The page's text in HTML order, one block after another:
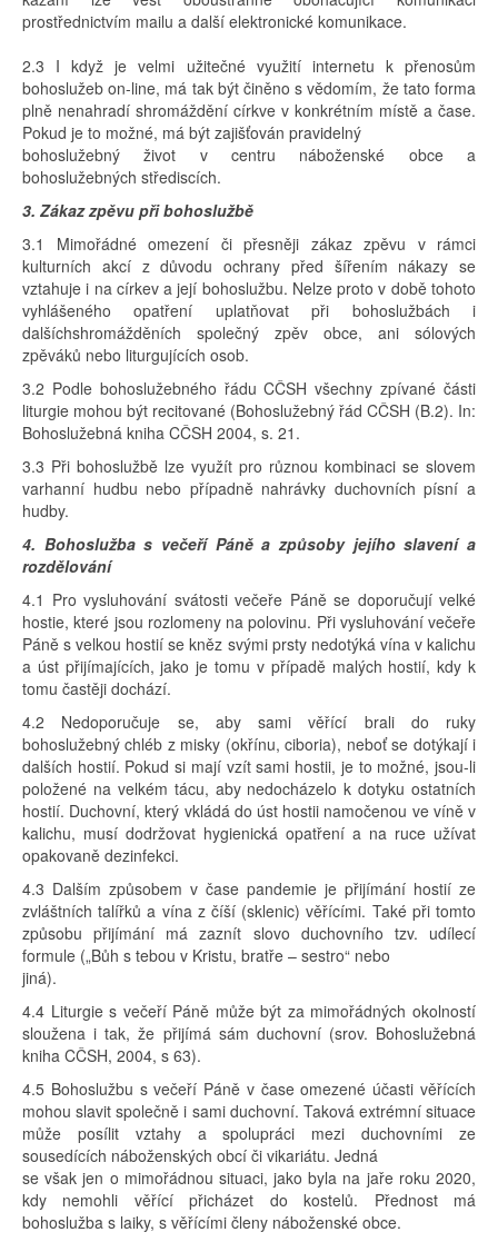
prostřednictvím mailu a další elektronické komunikace.
2.3 I když je velmi užitečné využití internetu k přenosům
bohoslužeb on-line, má tak být činěno s vědomím, že tato forma
plně nenahradí shromáždění církve v konkrétním místě a čase.
Pokud je to možné, má být zajišťován pravidelný
bohoslužebný život v centru náboženské obce a
bohoslužebných střediscích.
3. Zákaz zpěvu při bohoslužbě
3.1 Mimořádné omezení či přesněji zákaz zpěvu v rámci
kulturních akcí z důvodu ochrany před šířením nákazy se
vztahuje i na církev a její bohoslužbu. Nelze proto v době tohoto
vyhlášeného opatření uplatňovat při bohoslužbách i
dalšíchshromážděních společný zpěv obce, ani sólových
zpěváků nebo liturgujících osob.
3.2 Podle bohoslužebného řádu CČSH všechny zpívané části
liturgie mohou být recitované (Bohoslužebný řád CČSH (B.2). In:
Bohoslužebná kniha CČSH 2004, s. 21.
3.3 Při bohoslužbě lze využít pro různou kombinaci se slovem
varhanní hudbu nebo případně nahrávky duchovních písní a
hudby.
4. Bohoslužba s večeří Páně a způsoby jejího slavení a
rozdělování
4.1 Pro vysluhování svátosti večeře Páně se doporučují velké
hostie, které jsou rozlomeny na polovinu. Při vysluhování večeře
Páně s velkou hostií se kněz svými prsty nedotýká vína v kalichu
a úst přijímajících, jako je tomu v případě malých hostií, kdy k
tomu častěji dochází.
4.2 Nedoporučuje se, aby sami věřící brali do ruky
bohoslužebný chléb z misky (okřínu, ciboria), neboť se dotýkají i
dalších hostií. Pokud si mají vzít sami hostii, je to možné, jsou-li
položené na velkém tácu, aby nedocházelo k dotyku ostatních
hostií. Duchovní, který vkládá do úst hostii namočenou ve víně v
kalichu, musí dodržovat hygienická opatření a na ruce užívat
opakovaně dezinfekci.
4.3 Dalším způsobem v čase pandemie je přijímání hostií ze
zvláštních talířků a vína z číší (sklenic) věřícími. Také při tomto
způsobu přijímání má zaznít slovo duchovního tzv. udílecí
formule („Bůh s tebou v Kristu, bratře – sestro“ nebo
jiná).
4.4 Liturgie s večeří Páně může být za mimořádných okolností
sloužena i tak, že přijímá sám duchovní (srov. Bohoslužebná
kniha CČSH, 2004, s 63).
4.5 Bohoslužbu s večeří Páně v čase omezené účasti věřících
mohou slavit společně i sami duchovní. Taková extrémní situace
může posílit vztahy a spolupráci mezi duchovními ze
sousedících náboženských obcí či vikariátu. Jedná
se však jen o mimořádnou situaci, jako byla na jaře roku 2020,
kdy nemohli věřící přicházet do kostelů. Přednost má
bohoslužba s laiky, s věřícími členy náboženské obce.